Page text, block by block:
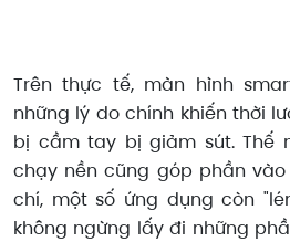
Trên thực tế, màn hình
những lý do chính khiến thời
bị cầm tay bị giảm sút. Thế
chạy nền cũng góp phần
chí, một số ứng dụng còn
không ngừng lấy đi những